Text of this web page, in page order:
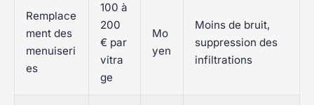
Remplace
ment des
menuiseri
es
100 à
200
€ par
vitra
ge
Mo
yen
Moins de bruit,
suppression des
infiltrations